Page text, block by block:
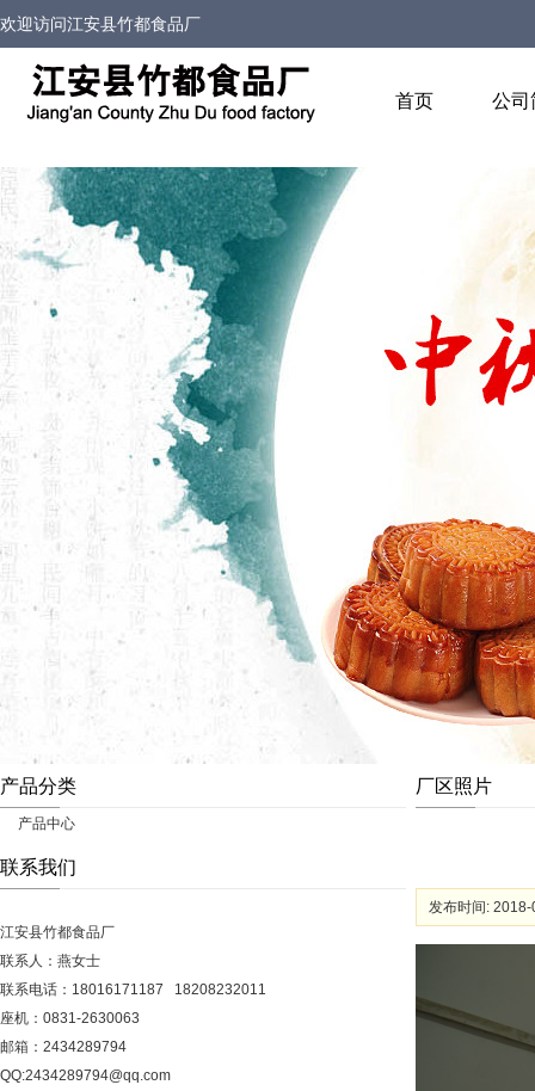
欢迎访问江安县竹都食品厂
首页 公司
产品分类
产品中心
联系我们
江安县竹都食品厂
联系人： 燕女士
联系电话：18016171187 18208232011
座机：0831-2630063
邮箱：2434289794
QQ:2434289794@qq.com
厂区照片
发布时间: